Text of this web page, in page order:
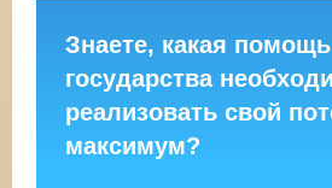
Знаете, какая
государства
реализовать свой
максимум?